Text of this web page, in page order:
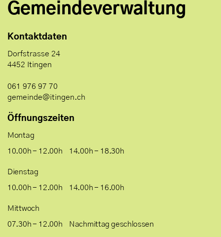
Gemeindeverwaltung
Kontaktdaten
Dorfstrasse 24
4452 Itingen
061 976 97 70
gemeinde@itingen.ch
Öffnungszeiten
Montag
10.00h - 12.00h
14.00h - 18.30h
Dienstag
10.00h - 12.00h
14.00h - 16.00h
Mittwoch
07.30h - 12.00h
Nachmittag geschlossen